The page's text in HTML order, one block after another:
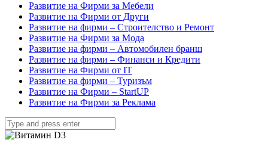
Развитие на Фирми за Мебели
Развитие на Фирми от Други
Развитие на фирми – Строителство и Ремонт
Развитие на Фирми за Мода
Развитие на фирми – Автомобилен бранш
Развитие на фирми – Финанси и Кредити
Развитие на Фирми от IT
Развитие на фирми – Туризъм
Развитие на Фирми – StartUP
Развитие на Фирми за Реклама
Search
for: